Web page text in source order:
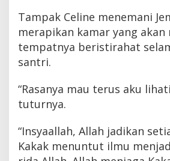
Tampak Celine menemani
merapikan kamar yang akan
tempatnya beristirahat
santri.
“Rasanya mau terus aku
tuturnya.
“Insyaallah, Allah jadikan
Kakak menuntut ilmu